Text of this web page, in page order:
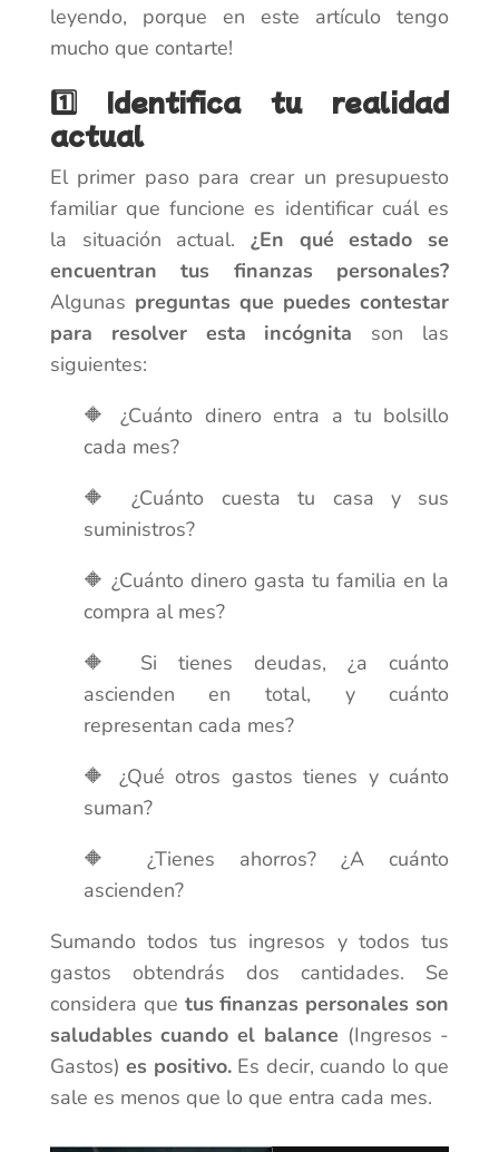
leyendo, porque en este artículo tengo
mucho que contarte!
1️⃣ Identifica tu realidad
actual
El primer paso para crear un presupuesto
familiar que funcione es identificar cuál es
la situación actual. ¿En qué estado se
encuentran tus finanzas personales?
Algunas preguntas que puedes contestar
para resolver esta incógnita son las
siguientes:
🔶 ¿Cuánto dinero entra a tu bolsillo
cada mes?
🔶 ¿Cuánto cuesta tu casa y sus
suministros?
🔶 ¿Cuánto dinero gasta tu familia en la
compra al mes?
🔶 Si tienes deudas, ¿a cuánto
ascienden en total, y cuánto
representan cada mes?
🔶 ¿Qué otros gastos tienes y cuánto
suman?
🔶 ¿Tienes ahorros? ¿A cuánto
ascienden?
Sumando todos tus ingresos y todos tus
gastos obtendrás dos cantidades. Se
considera que tus finanzas personales son
saludables cuando el balance (Ingresos -
Gastos) es positivo. Es decir, cuando lo que
sale es menos que lo que entra cada mes.